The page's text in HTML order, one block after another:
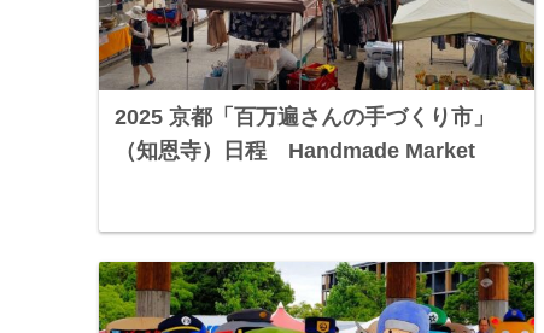
2025 京都「百万遍さんの手づくり市」
（知恩寺）日程 Handmade Market